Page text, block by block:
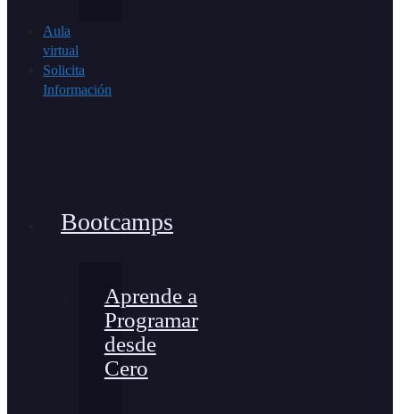
Aula
virtual
Solicita
Información
Bootcamps
Aprende a
Programar
desde
Cero